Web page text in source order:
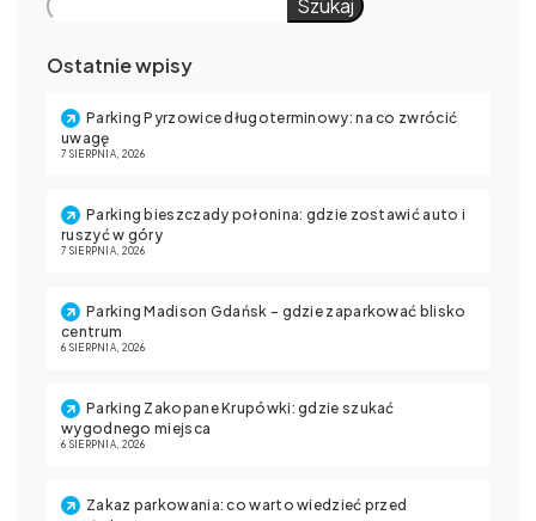
Ostatnie wpisy
Parking Pyrzowice długoterminowy: na co zwrócić
uwagę
7 SIERPNIA, 2026
Parking bieszczady połonina: gdzie zostawić auto i
ruszyć w góry
7 SIERPNIA, 2026
Parking Madison Gdańsk – gdzie zaparkować blisko
centrum
6 SIERPNIA, 2026
Parking Zakopane Krupówki: gdzie szukać
wygodnego miejsca
6 SIERPNIA, 2026
Zakaz parkowania: co warto wiedzieć przed